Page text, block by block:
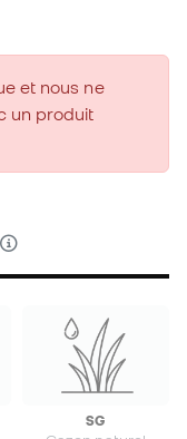
et nous ne
un produit
SG